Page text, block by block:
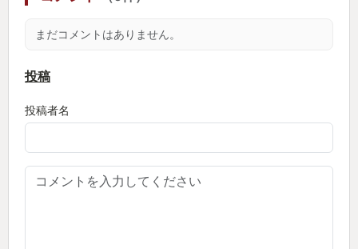
まだコメントはありません。
投稿
投稿者名